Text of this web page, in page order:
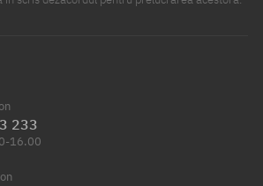
233
16.00